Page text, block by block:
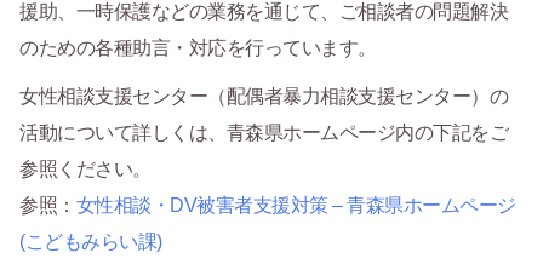
援助、一時保護などの業務を通じて、ご相談者の問題解決
のための各種助言・対応を行っています。
女性相談支援センター（配偶者暴力相談支援センター）の
活動について詳しくは、青森県ホームページ内の下記をご
参照ください。
参照： 女性相談・DV被害者支援対策 – 青森県ホームページ
(こどもみらい課)